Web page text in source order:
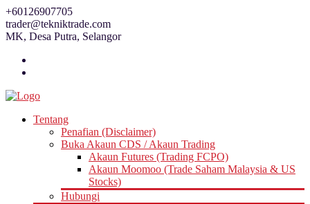
Skip
to
content
+60126907705
trader@tekniktrade.com
MK, Desa Putra, Selangor
Tentang
Penafian (Disclaimer)
Buka Akaun CDS / Akaun Trading
Akaun Futures (Trading FCPO)
Akaun Moomoo (Trade Saham Malaysia & US
Stocks)
Hubungi